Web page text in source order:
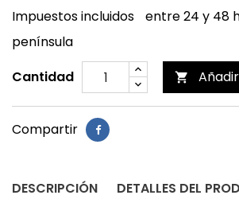
Impuestos incluidos
entre 24 y 48
península
Cantidad

Compartir
DESCRIPCIÓN DETALLES DEL